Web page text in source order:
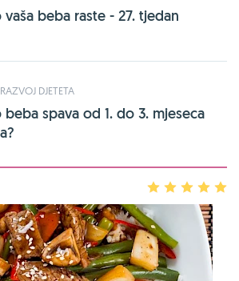
vaša beba raste - 27. tjedan
DJETETA
beba spava od 1. do 3. mjeseca
2 3 4